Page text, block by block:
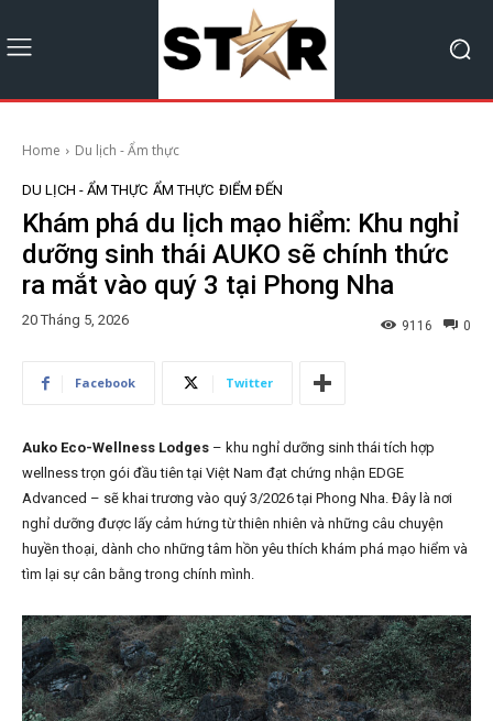
Home Du lịch - Ẩm thực
DU LỊCH - ẨM THỰC ẨM THỰC ĐIỂM ĐẾN
Khám phá du lịch mạo hiểm: Khu nghỉ
dưỡng sinh thái AUKO sẽ chính thức
ra mắt vào quý 3 tại Phong Nha
20 Tháng 5, 2026 0
9116
Facebook Twitter
Auko Eco-Wellness Lodges – khu nghỉ dưỡng sinh thái tích hợp
wellness trọn gói đầu tiên tại Việt Nam đạt chứng nhận EDGE
Advanced – sẽ khai trương vào quý 3/2026 tại Phong Nha. Đây là nơi
nghỉ dưỡng được lấy cảm hứng từ thiên nhiên và những câu chuyện
huyền thoại, dành cho những tâm hồn yêu thích khám phá mạo hiểm và
tìm lại sự cân bằng trong chính mình.